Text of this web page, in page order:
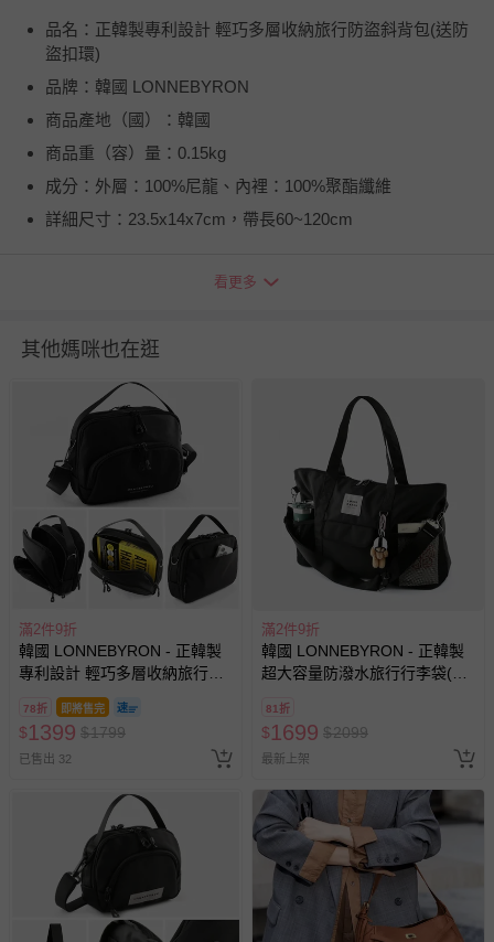
品名：正韓製專利設計 輕巧多層收納旅行防盜斜背包(送防
盜扣環)
品牌：韓國 LONNEBYRON
商品產地（國）：韓國
商品重（容）量：0.15kg
成分：外層：100%尼龍、內裡：100%聚酯纖維
詳細尺寸：23.5x14x7cm，帶長60~120cm
看更多
其他媽咪也在逛
滿2件9折
韓國 LONNEBYRON - 正韓製
專利設計 輕巧多層收納旅行防
盜斜背包(送防盜扣環)-大-黑
(25.5x20x7cm)
78折 即將售完
$1399 $1799
已售出 32
滿2件9折
韓國 LONNEBYRON - 正韓製
超大容量防潑水旅行行李袋(附
(60x37x17cm)
81折
$1699 $2099
最新上架